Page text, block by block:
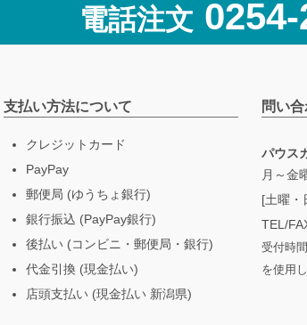
電話注文
支払い方法について
クレジットカード
PayPay
郵便局 (ゆうちょ銀行)
銀行振込 (PayPay銀行)
後払い (コンビニ・郵便局・銀行)
代金引換 (現金払い)
店頭支払い (現金払い 新潟県)
問い
パウス
月～金
[土曜・
TEL/
受付時
を使用